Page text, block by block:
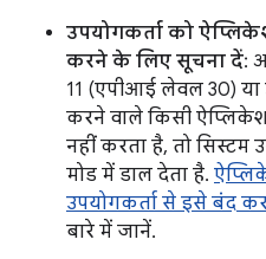
उपयोगकर्ता को
करने के लिए सूचना दें:
11 (एपीआई लेवल 30)
करने वाले किसी
नहीं करता है, तो
मोड में डाल देता है.
उपयोगकर्ता से इसे बंद
बारे में जानें.